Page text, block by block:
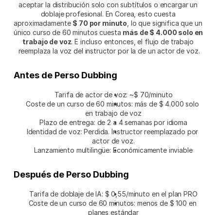
aceptar la distribución solo con subtítulos o encargar un
doblaje profesional. En Corea, esto cuesta
aproximadamente $ 70 por minuto, lo que significa que un
único curso de 60 minutos cuesta más de $ 4.000 solo en
trabajo de voz. E incluso entonces, el flujo de trabajo
reemplaza la voz del instructor por la de un actor de voz.
Antes de Perso Dubbing
Tarifa de actor de voz: ~$ 70/minuto
Coste de un curso de 60 minutos: más de $ 4.000 solo
en trabajo de voz
Plazo de entrega: de 2 a 4 semanas por idioma
Identidad de voz: Perdida. Instructor reemplazado por
actor de voz.
Lanzamiento multilingüe: Económicamente inviable
Después de Perso Dubbing
Tarifa de doblaje de IA: $ 0,55/minuto en el plan PRO
Coste de un curso de 60 minutos: menos de $ 100 en
planes estándar